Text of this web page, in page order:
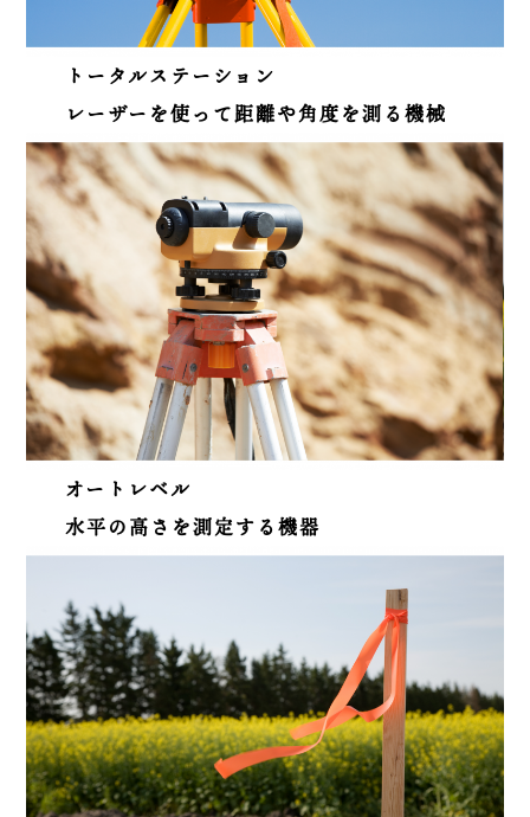
トータルステーション
レーザーを使って距離や角度を測る機械
オートレベル
水平の高さを測定する機器